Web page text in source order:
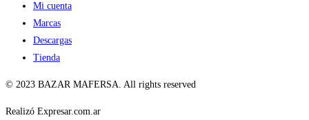
Mi cuenta
Marcas
Descargas
Tienda
© 2023 BAZAR MAFERSA. All rights reserved
Realizó Expresar.com.ar